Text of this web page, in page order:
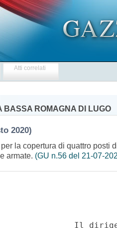
Atti correlati
BASSA ROMAGNA DI LUGO
2020)
la copertura di quattro posti
armate. (GU n.56 del 21-07-